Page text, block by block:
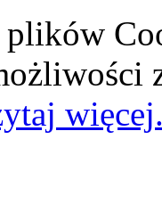
plików